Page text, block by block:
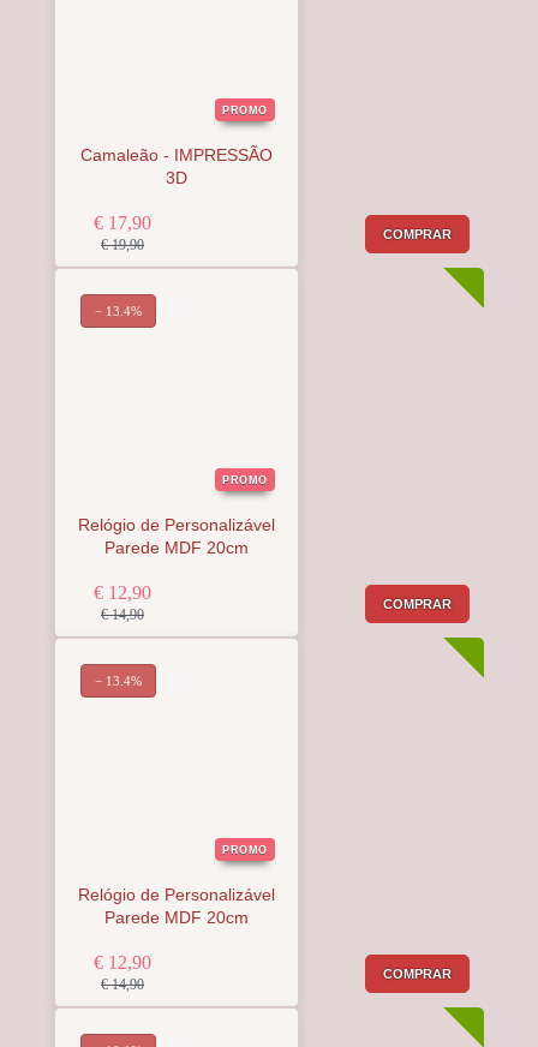
PROMO
Camaleão - IMPRESSÃO
3D
€ 17,90
€ 19,90
COMPRAR
PROMO
Relógio de Personalizável
Parede MDF 20cm
€ 12,90
€ 14,90
COMPRAR
− 13.4%
PROMO
Relógio de Personalizável
Parede MDF 20cm
€ 12,90
€ 14,90
COMPRAR
− 13.4%